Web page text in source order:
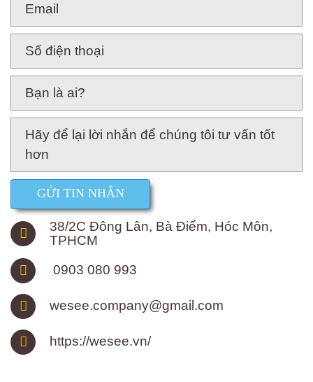
GỬI TIN NHẮN
38/2C Đông Lân, Bà Điểm, Hóc Môn,
TPHCM
0903 080 993
wesee.company@gmail.com
https://wesee.vn/